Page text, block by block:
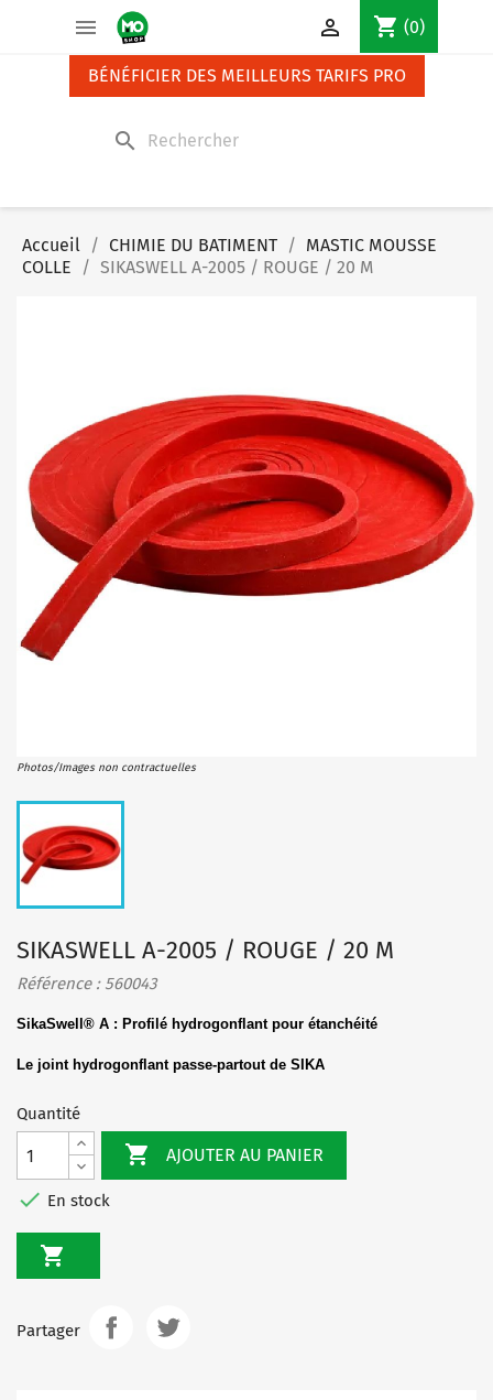
 shopping_cart (0)

BÉNÉFICIER DES MEILLEURS TARIFS PRO
search
Accueil CHIMIE DU BATIMENT
MASTIC MOUSSE
COLLE
SIKASWELL A-2005 / ROUGE / 20 M
Photos/Images non contractuelles
SIKASWELL A-2005 / ROUGE / 20 M
Référence : 560043
SikaSwell® A : Profilé hydrogonflant pour étanchéité
Le joint hydrogonflant passe-partout de SIKA
Quantité
 AJOUTER AU PANIER
 En stock

Partager
Panneau de gestion des cookies